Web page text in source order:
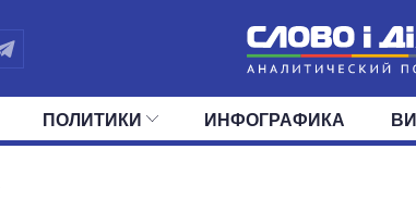
ПОЛИТИКИ ИНФОГРАФИКА